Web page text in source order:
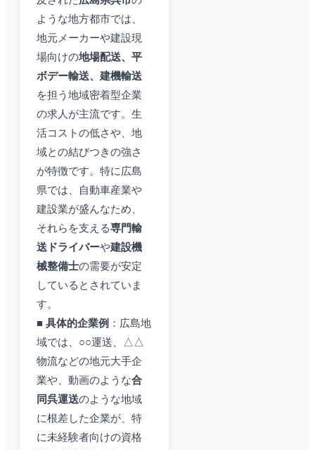
ような地方都市では、
地元メーカーや建設現
場向けの地場配送、平
ボデー輸送、建機輸送
を担う地域密着型企業
の求人が主流です。生
活コストの低さや、地
域との結びつきの強さ
が特徴です。特に広島
県では、自動車産業や
建設業が盛んなため、
それらを支える専門輸
送ドライバーや建設機
械整備士の需要が安定
しているとされていま
す。
■ 具体的企業例 ：広島地
域では、○○運送、△△
物流などの地元大手企
業や、動画のような合
同呉運送のような地域
に根差した企業が、特
に未経験者向けの資格